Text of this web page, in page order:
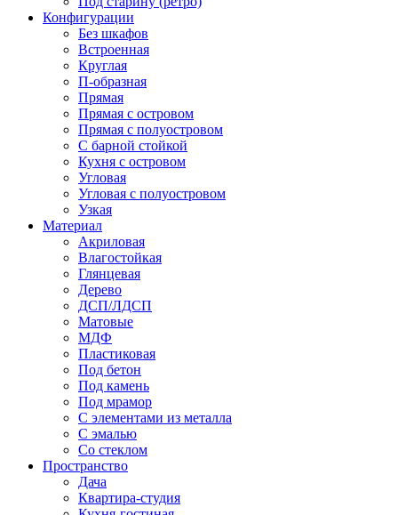
Конфигурации
Без шкафов
Встроенная
Круглая
П-образная
Прямая
Прямая с островом
Прямая с полуостровом
С барной стойкой
Кухня с островом
Угловая
Угловая с полуостровом
Узкая
Материал
Акриловая
Влагостойкая
Глянцевая
Дерево
ДСП/ЛДСП
Матовые
МДФ
Пластиковая
Под бетон
Под камень
Под мрамор
С элементами из металла
С эмалью
Со стеклом
Пространство
Дача
Квартира-студия